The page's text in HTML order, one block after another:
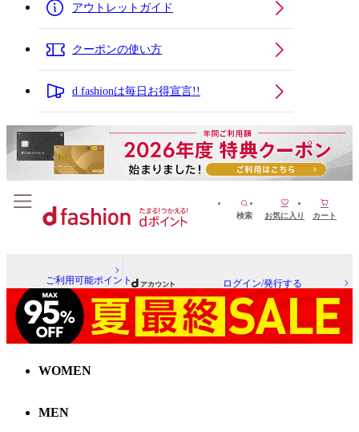
アウトレットガイド
クーポンの使い方
d fashionは毎日お得宣言!!
検索 お気に入り カート
ご利用可能ポイント ログイン/発行する
WOMEN
MEN